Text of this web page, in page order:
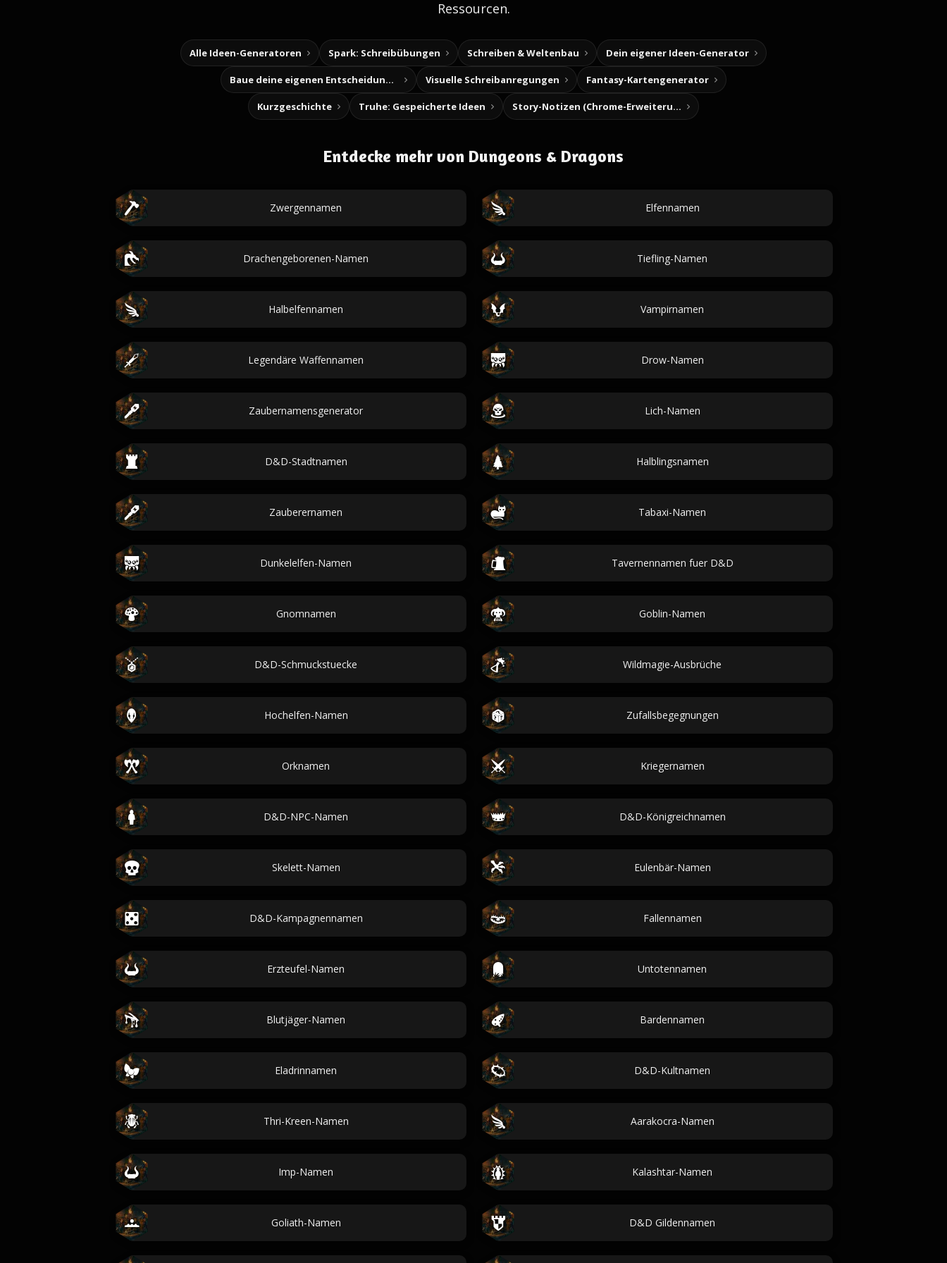
Ressourcen.
Alle Ideen-Generatoren Spark: Schreibübungen Schreiben & Weltenbau Dein eigener Ideen-Generator
Baue deine eigenen Entscheidungsabenteuer Visuelle Schreibanregungen Fantasy-Kartengenerator
Kurzgeschichte Truhe: Gespeicherte Ideen Story-Notizen (Chrome-Erweiterung)
Entdecke mehr von Dungeons & Dragons
Zwergennamen Elfennamen
Drachengeborenen-Namen Tiefling-Namen
Halbelfennamen Vampirnamen
Legendäre Waffennamen Drow-Namen
Zaubernamensgenerator Lich-Namen
D&D-Stadtnamen Halblingsnamen
Zauberernamen Tabaxi-Namen
Dunkelelfen-Namen Tavernennamen fuer D&D
Gnomnamen Goblin-Namen
D&D-Schmuckstuecke Wildmagie-Ausbrüche
Hochelfen-Namen Zufallsbegegnungen
Orknamen Kriegernamen
D&D-NPC-Namen D&D-Königreichnamen
Skelett-Namen Eulenbär-Namen
D&D-Kampagnennamen Fallennamen
Erzteufel-Namen Untotennamen
Blutjäger-Namen Bardennamen
Eladrinnamen D&D-Kultnamen
Thri-Kreen-Namen Aarakocra-Namen
Imp-Namen Kalashtar-Namen
Goliath-Namen D&D Gildennamen